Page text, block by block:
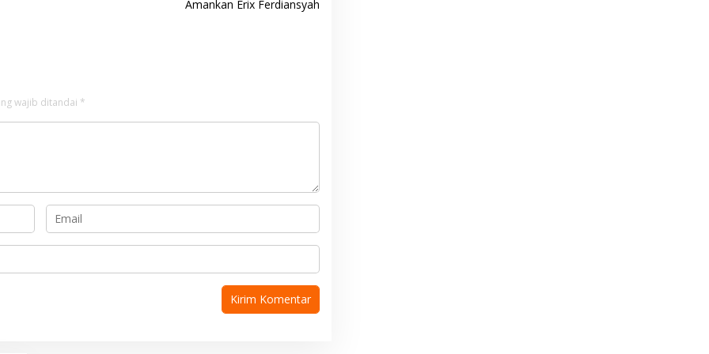
Amankan Erix Ferdiansyah
wajib ditandai *